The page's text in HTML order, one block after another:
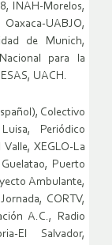
INAH-Morelos,
UABJO,
de Munich,
para la
UACH.
Colectivo
Periódico
XEGLO-La
Puerto
Ambulante,
CORTV,
A.C., Radio
El Salvador,